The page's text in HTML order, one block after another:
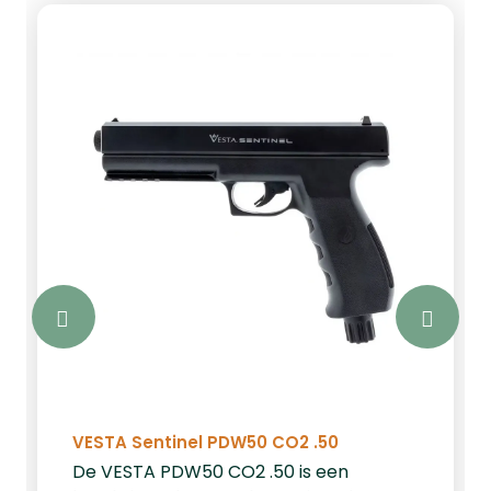
VESTA Sentinel PDW50 CO2 .50
De VESTA PDW50 CO2 .50 is een